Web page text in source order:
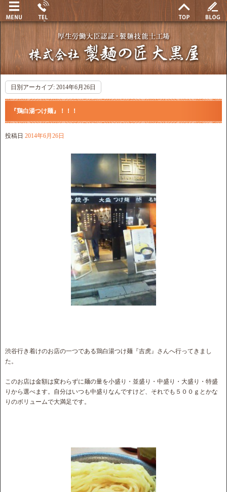
日別アーカイブ: 2014年6月26日
『鶏白湯つけ麺』！！！
投稿日 2014年6月26日
渋谷行き着けのお店の一つである鶏白湯つけ麺『吉虎』さんへ行ってきまし
た。
このお店は金額は変わらずに麺の量を小盛り・並盛り・中盛り・大盛り・特盛
りから選べます。自分はいつも中盛りなんですけど、それでも５００ｇとかな
りのボリュームで大満足です。